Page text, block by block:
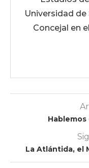
Universidad
Concejal en
La Atlántida, el